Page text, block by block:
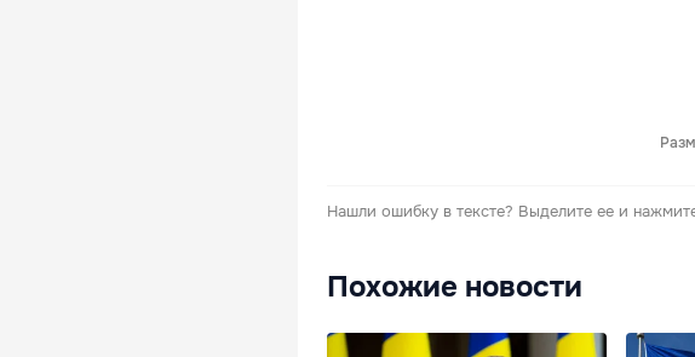
Нашли ошибку в тексте? Выделите ее и
Похожие новости